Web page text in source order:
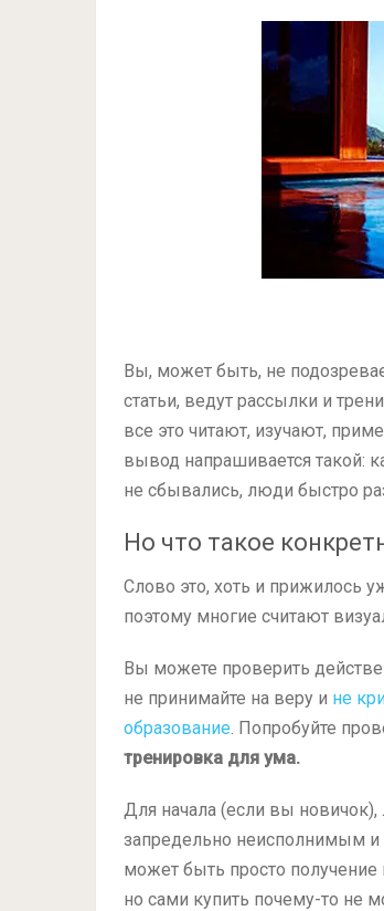
Вы, может быть, не
статьи, ведут рассылки и
все это читают, изучают,
вывод напрашивается такой:
не сбывались, люди быстро
Но что такое
Слово это, хоть и прижилось
поэтому многие считают
Вы можете проверить
не принимайте на веру и не
образование. Попробуйте
тренировка для ума.
Для начала (если вы
запредельно неисполнимым
может быть просто получение
но сами купить почему-то не